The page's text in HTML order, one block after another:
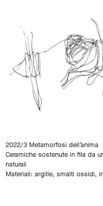
2022/3 Metamorfosi dell’anima
Ceramiche sostenute in fila da
naturali
Materiali: argille, smalti ossidi,